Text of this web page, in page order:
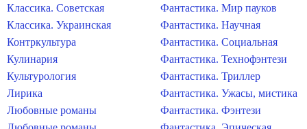
Классика. Советская
Классика. Украинская
Контркультура
Кулинария
Культурология
Лирика
Любовные романы
Фантастика. Мир пауков
Фантастика. Научная
Фантастика. Социальная
Фантастика. Технофэнтези
Фантастика. Триллер
Фантастика. Ужасы, мистика
Фантастика. Фэнтези